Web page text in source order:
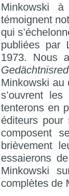
Minkowski
témoignent
qui
publiées par
1973. Nous
Minkowski au
s’ouvrent
tenterons en
éditeurs
composent
brièvement
essaierons
Minkowski
complètes de